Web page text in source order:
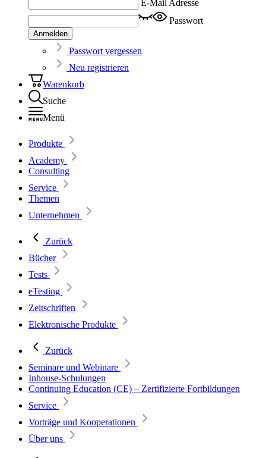
E-Mail Adresse
Passwort
Anmelden
Passwort vergessen
Neu registrieren
Warenkorb
Suche
Menü
Produkte
Academy
Consulting
Service
Themen
Unternehmen
Zurück
Bücher
Tests
eTesting
Zeitschriften
Elektronische Produkte
Zurück
Seminare und Webinare
Inhouse-Schulungen
Continuing Education (CE) – Zertifizierte Fortbildungen
Service
Vorträge und Kooperationen
Über uns